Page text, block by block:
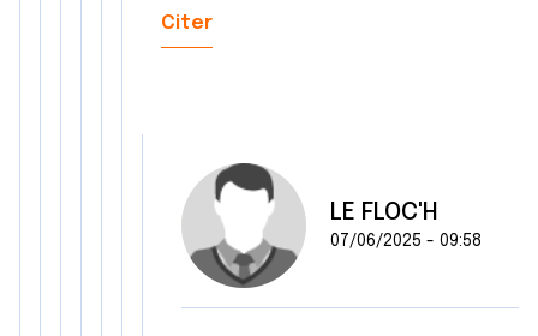
Citer
LE FLOC'H
07/06/2025 - 09:58